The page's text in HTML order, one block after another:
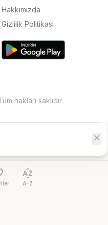
Hakkımızda
Gizlilik Politikası
hakları saklıdır.
close
sort_by_alpha
A-Z